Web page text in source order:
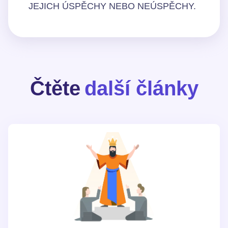
JEJICH ÚSPĚCHY NEBO NEÚSPĚCHY.
Čtěte další články